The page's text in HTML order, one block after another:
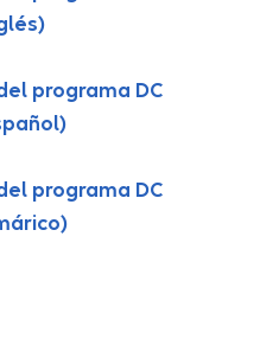
programa DC
programa DC